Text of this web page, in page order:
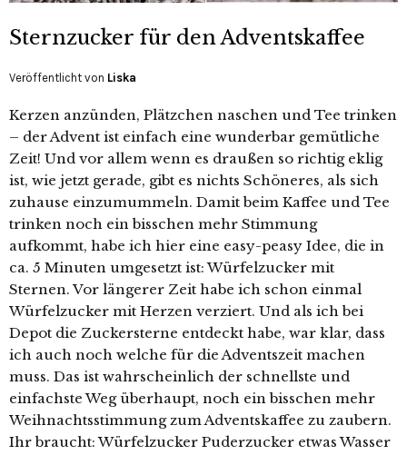
Sternzucker für den Adventskaffee
Veröffentlicht von Liska
Kerzen anzünden, Plätzchen naschen und Tee trinken
– der Advent ist einfach eine wunderbar gemütliche
Zeit! Und vor allem wenn es draußen so richtig eklig
ist, wie jetzt gerade, gibt es nichts Schöneres, als sich
zuhause einzumummeln. Damit beim Kaffee und Tee
trinken noch ein bisschen mehr Stimmung
aufkommt, habe ich hier eine easy-peasy Idee, die in
ca. 5 Minuten umgesetzt ist: Würfelzucker mit
Sternen. Vor längerer Zeit habe ich schon einmal
Würfelzucker mit Herzen verziert. Und als ich bei
Depot die Zuckersterne entdeckt habe, war klar, dass
ich auch noch welche für die Adventszeit machen
muss. Das ist wahrscheinlich der schnellste und
einfachste Weg überhaupt, noch ein bisschen mehr
Weihnachtsstimmung zum Adventskaffee zu zaubern.
Ihr braucht: Würfelzucker Puderzucker etwas Wasser